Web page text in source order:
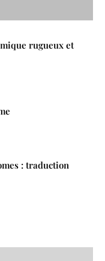
rugueux et
: traduction